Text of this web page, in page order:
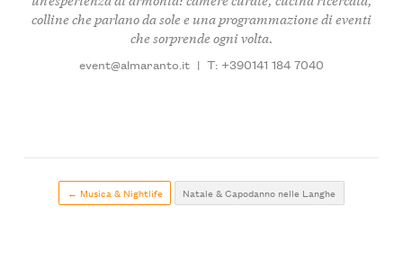
colline che parlano da sole e una programmazione di eventi
che sorprende ogni volta.
event@almaranto.it | T: +390141 184 7040
← Musica & Nightlife Natale & Capodanno nelle Langhe